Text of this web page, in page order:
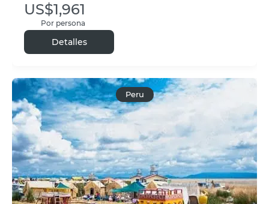
US$1,961
Por persona
Detalles
Peru